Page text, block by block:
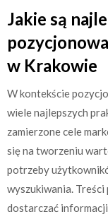
Jakie są
w Krakowie
W kontekście
wiele najlepszych
zamierzone cele
się na tworzeniu
potrzeby
wyszukiwania.
dostarczać